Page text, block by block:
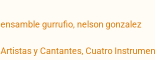
ensamble gurrufio, nelson gonzalez
Artistas y Cantantes, Cuatro